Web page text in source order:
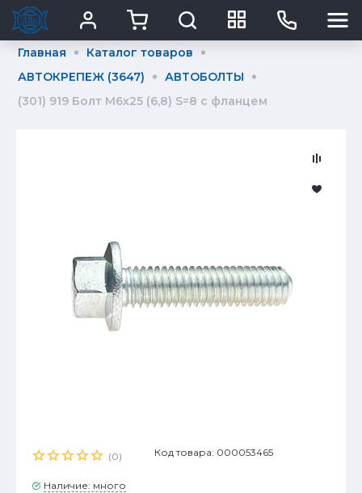
Главная
Каталог товаров
АВТОКРЕПЕЖ (3647)
АВТОБОЛТЫ
(301) 919 Болт М6х25 (6,8) S=8 с фланцем
(0) Код товара: 000053465
Наличие: много